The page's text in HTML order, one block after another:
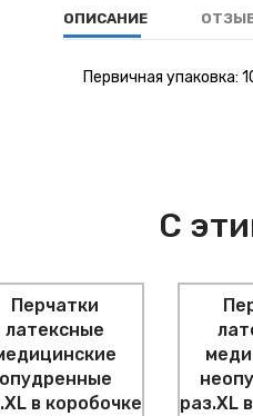
ОПИСАНИЕ
Первичная упаковка:
С
Перчатки
латексные
опудренные
в коробочке
раз.XL